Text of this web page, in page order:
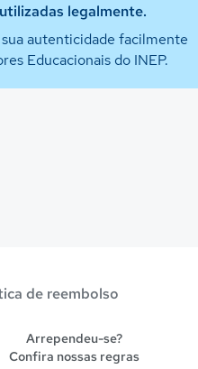
legalmente.
autenticidade facilmente
Educacionais do INEP.
de reembolso
Arrependeu-se?
Confira nossas regras